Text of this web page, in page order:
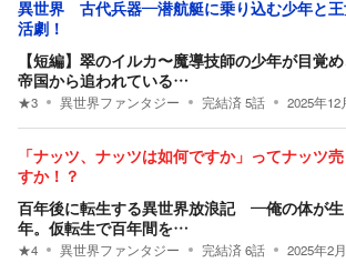
異世界 古代兵器―潜航艇に乗り込む少年と王
活劇！
【短編】翠のイルカ〜魔導技師の少年が目覚め
帝国から追われている…
★3 異世界ファンタジー 完結済5話 2025年12
「ナッツ、ナッツは如何ですか」ってナッツ
すか！？
百年後に転生する異世界放浪記 ―俺の体が生
年。仮転生で百年間を…
★4 異世界ファンタジー 完結済6話 2025年2